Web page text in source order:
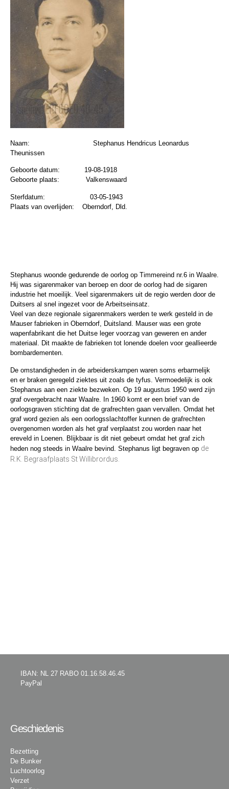
Naam: Stephanus Hendricus Leonardus
Theunissen
Geboorte datum: 19-08-1918
Geboorte plaats: Valkenswaard
Sterfdatum: 03-05-1943
Plaats van overlijden: Oberndorf, Dld.
Stephanus woonde gedurende de oorlog op Timmereind nr.6 in Waalre.
Hij was sigarenmaker van beroep en door de oorlog had de sigaren
industrie het moeilijk. Veel sigarenmakers uit de regio werden door de
Duitsers al snel ingezet voor de Arbeitseinsatz.
Veel van deze regionale sigarenmakers werden te werk gesteld in de
Mauser fabrieken in Oberndorf, Duitsland. Mauser was een grote
wapenfabrikant die het Duitse leger voorzag van geweren en ander
materiaal. Dit maakte de fabrieken tot lonende doelen voor geallieerde
bombardementen.
De omstandigheden in de arbeiderskampen waren soms erbarmelijk
en er braken geregeld ziektes uit zoals de tyfus. Vermoedelijk is ook
Stephanus aan een ziekte bezweken. Op 19 augustus 1950 werd zijn
graf overgebracht naar Waalre. In 1960 komt er een brief van de
oorlogsgraven stichting dat de grafrechten gaan vervallen. Omdat het
graf word gezien als een oorlogsslachtoffer kunnen de grafrechten
overgenomen worden als het graf verplaatst zou worden naar het
ereveld in Loenen. Blijkbaar is dit niet gebeurt omdat het graf zich
heden nog steeds in Waalre bevind. Stephanus ligt begraven op de
R.K. Begraafplaats St Willibrordus.
IBAN: NL 27 RABO 01.16.58.46.45
PayPal
Geschiedenis
Bezetting
De Bunker
Luchtoorlog
Verzet